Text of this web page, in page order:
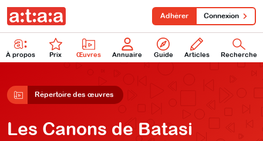
À propos Prix Œuvres Annuaire Guide Articles Recherche
Adhérer Connexion
Répertoire des œuvres
Les Canons de Batasi